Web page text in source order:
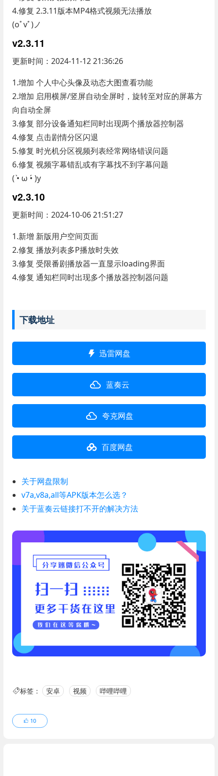
4.修复 2.3.11版本MP4格式视频无法播放
(oﾟvﾟ)ノ
v2.3.11
更新时间：2024-11-12 21:36:26
1.增加 个人中心头像及动态大图查看功能
2.增加 启用横屏/竖屏自动全屏时，旋转至对应的屏幕方
向自动全屏
3.修复 部分设备通知栏同时出现两个播放器控制器
4.修复 点击剧情分区闪退
5.修复 时光机分区视频列表经常网络错误问题
6.修复 视频字幕错乱或有字幕找不到字幕问题
( •̀ ω •́ )y
v2.3.10
更新时间：2024-10-06 21:51:27
1.新增 新版用户空间页面
2.修复 播放列表多P播放时失效
3.修复 受限番剧播放器一直显示loading界面
4.修复 通知栏同时出现多个播放器控制器问题
下载地址
迅雷网盘
蓝奏云
夸克网盘
百度网盘
关于网盘限制
v7a,v8a,all等APK版本怎么选？
关于蓝奏云链接打不开的解决方法
标签： 安卓 视频 哔哩哔哩
10